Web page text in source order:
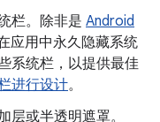
栏。除非是 Android
应用中永久隐藏系统
系统栏，以提供最佳
进行设计。
层或半透明遮罩。